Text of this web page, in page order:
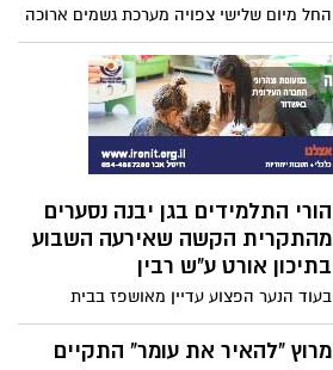
החל מיום שלישי צפויה מערכת גשמים ארוכה
במיוחד שתימשך אל תוך סוף השבוע. לכן,
המרוץ בסימן 90 לגן יבנה שהיה צפוי
להתקיים ביום שישי 17/12/2021 נדחה למועד
אחר עליו תימסר הודעה בהמשך.
הורי התלמידים בגן יבנה נסערים
מהתקרית הקשה שאירעה השבוע
בתיכון אורט ע"ש רבין
בעוד הנער הפצוע עדיין מאושפז בבית
החולים, מנסים ההורים ביישוב לעכל את
שאירע. רבים מהם שיתפו פוסטים בהם איחלו
מרוץ "להאיר את עומר" התקיים